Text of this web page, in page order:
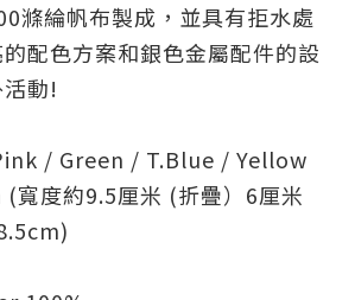
滌綸帆布製成，並具有拒水處
配色方案和銀色金屬配件的設
動!
/ Green / T.Blue / Yellow
寬度約9.5厘米 (折疊）6厘米